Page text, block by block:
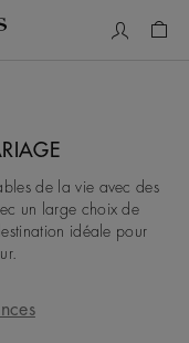
de la vie avec des
un large choix de
idéale pour